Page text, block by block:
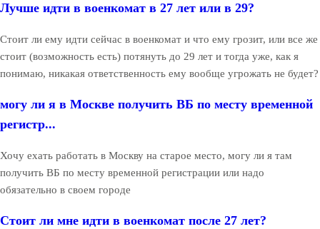
Лучше идти в военкомат в 27 лет или в 29?
Стоит ли ему идти сейчас в военкомат и что ему грозит, или все же
стоит (возможность есть) потянуть до 29 лет и тогда уже, как я
понимаю, никакая ответственность ему вообще угрожать не будет?
могу ли я в Москве получить ВБ по месту временной
регистр...
Хочу ехать работать в Москву на старое место, могу ли я там
получить ВБ по месту временной регистрации или надо
обязательно в своем городе
Стоит ли мне идти в военкомат после 27 лет?